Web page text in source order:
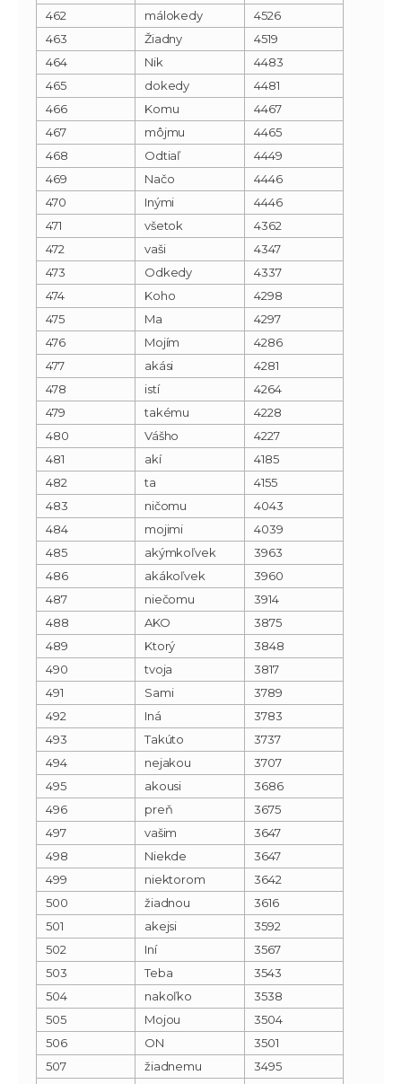
462
málokedy
4526
463
Žiadny
4519
464
Nik
4483
465
dokedy
4481
466
Komu
4467
467
môjmu
4465
468
Odtiaľ
4449
469
Načo
4446
470
Inými
4446
471
všetok
4362
472
vaši
4347
473
Odkedy
4337
474
Koho
4298
475
Ma
4297
476
Mojím
4286
477
akási
4281
478
istí
4264
479
takému
4228
480
Vášho
4227
481
akí
4185
482
ta
4155
483
ničomu
4043
484
mojimi
4039
485
akýmkoľvek
3963
486
akákoľvek
3960
487
niečomu
3914
488
AKO
3875
489
Ktorý
3848
490
tvoja
3817
491
Sami
3789
492
Iná
3783
493
Takúto
3737
494
nejakou
3707
495
akousi
3686
496
preň
3675
497
vašim
3647
498
Niekde
3647
499
niektorom
3642
500
žiadnou
3616
501
akejsi
3592
502
Iní
3567
503
Teba
3543
504
nakoľko
3538
505
Mojou
3504
506
ON
3501
507
žiadnemu
3495